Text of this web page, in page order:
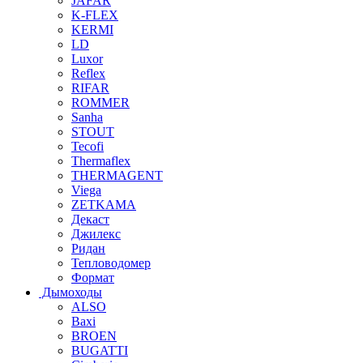
K-FLEX
KERMI
LD
Luxor
Reflex
RIFAR
ROMMER
Sanha
STOUT
Tecofi
Thermaflex
THERMAGENT
Viega
ZETKAMA
Декаст
Джилекс
Ридан
Тепловодомер
Формат
Дымоходы
ALSO
Baxi
BROEN
BUGATTI